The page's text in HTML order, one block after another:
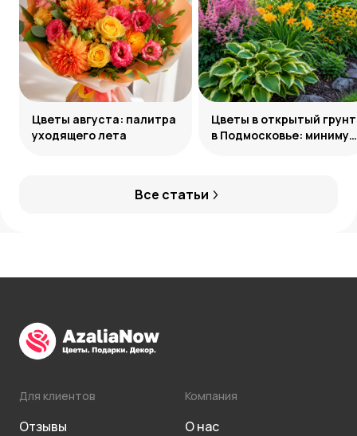
Все статьи
Цветы августа: палитра
уходящего лета
Цветы в открытый грунт
в Подмосковье: минимум
Для клиентов
Отзывы
Компания
О нас